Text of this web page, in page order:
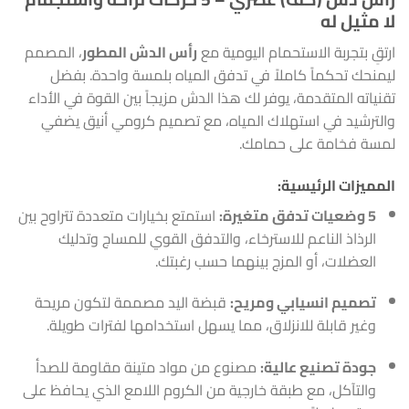
لا مثيل له
ارتقِ بتجربة الاستحمام اليومية معرأس الدش المطور، المصمم
ليمنحك تحكماً كاملاً في تدفق المياه بلمسة واحدة. بفضل
تقنياته المتقدمة، يوفر لك هذا الدش مزيجاً بين القوة في الأداء
والترشيد في استهلاك المياه، مع تصميم كرومي أنيق يضفي
لمسة فخامة على حمامك.
المميزات الرئيسية:
5 وضعيات تدفق متغيرة:
استمتع بخيارات متعددة تتراوح بين
الرذاذ الناعم للاسترخاء، والتدفق القوي للمساج وتدليك
العضلات، أو المزج بينهما حسب رغبتك.
تصميم انسيابي ومريح: قبضة اليد مصممة لتكون مريحة
وغير قابلة للانزلاق، مما يسهل استخدامها لفترات طويلة.
جودة تصنيع عالية: مصنوع من مواد متينة مقاومة للصدأ
والتآكل، مع طبقة خارجية من الكروم اللامع الذي يحافظ على